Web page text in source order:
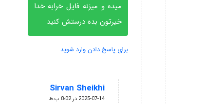
میده و میزنه فایل خرابه خدا
خیرتون بده درستش کنید
برای پاسخ دادن وارد شوید
Sirvan Sheikhi
گفته:
2025-07-14 در 8:02 ب.ظ